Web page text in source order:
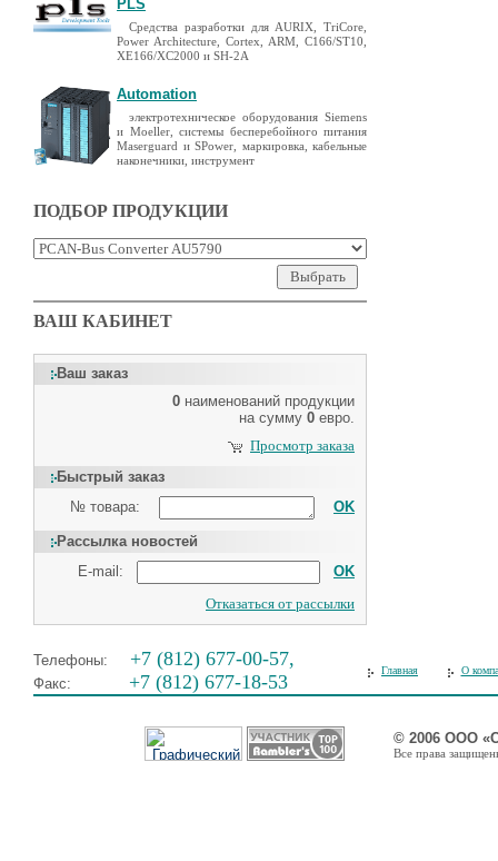
PLS
Средства разработки для AURIX, TriCore,
Power Architecture, Cortex, ARM, C166/ST10,
XE166/XC2000 и SH-2A
Automation
электротехническое оборудования Siemens
и Moeller, системы бесперебойного питания
Maserguard и SPower, маркировка, кабельные
наконечники, инструмент
ПОДБОР ПРОДУКЦИИ
ВАШ КАБИНЕТ
Ваш заказ
0 наименований продукции
на сумму 0 евро.
Просмотр заказа
Быстрый заказ
№ товара:
OK
Рассылка новостей
E-mail:
OK
Отказаться от рассылки
Телефоны: +7 (812) 677-00-57,
Факс: +7 (812) 677-18-53
Главная О
© 2006 ООО
Все права